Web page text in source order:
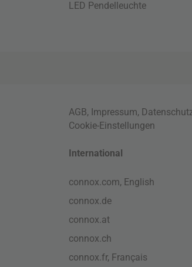
LED Pendelleuchte
AGB, Impressum,
Cookie-Einstellungen
International
connox.com, English
connox.de
connox.at
connox.ch
connox.fr, Français